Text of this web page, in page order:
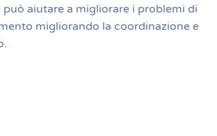
aiutare a migliorare i problemi di
migliorando la coordinazione e